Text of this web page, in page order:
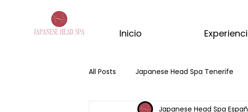
Inicio
All Posts Japanese Head Spa Tenerife
Japanese Head Spa